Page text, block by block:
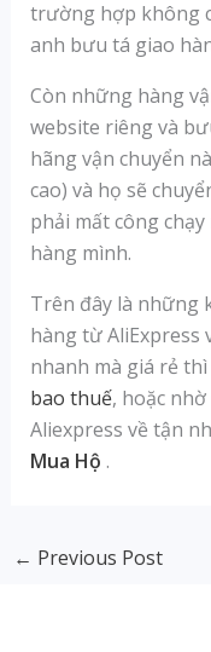
trường hợp không
anh bưu tá giao
Còn những hàng
website riêng và
hãng vận chuyển
cao) và họ sẽ
phải mất công
hàng mình.
Trên đây là những
hàng từ AliExpress
nhanh mà giá rẻ
bao thuế, hoặc
Aliexpress về tận
Mua Hộ .
← Previous Post